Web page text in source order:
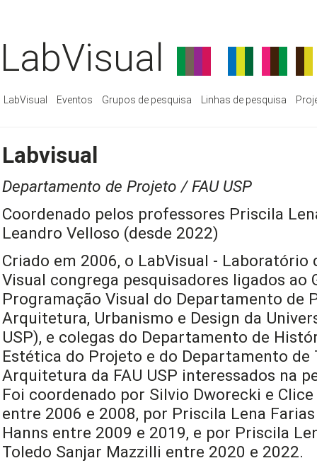
LabVisual
LabVisual Eventos Grupos de pesquisa Linhas de pesquisa
Labvisual
Departamento de Projeto / FAU USP
Coordenado pelos professores Priscila
Leandro Velloso (desde 2022)
Criado em 2006, o LabVisual - Laboratório
Visual congrega pesquisadores ligados ao
Programação Visual do Departamento de
Arquitetura, Urbanismo e Design da
USP), e colegas do Departamento de
Estética do Projeto e do Departamento de
Arquitetura da FAU USP interessados na
Foi coordenado por Silvio Dworecki e
entre 2006 e 2008, por Priscila Lena
Hanns entre 2009 e 2019, e por Priscila
Toledo Sanjar Mazzilli entre 2020 e 2022.